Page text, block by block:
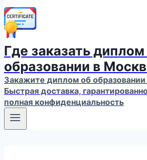
Где заказать диплом
образовании в
Закажите диплом об образовании
Быстрая доставка,
полная конфиденциальность